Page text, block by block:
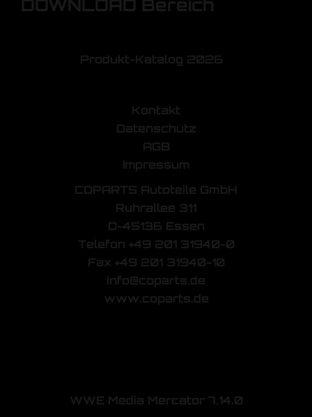
DOWNLOAD Bereich
Produkt-Katalog 2026
Kontakt
Datenschutz
AGB
Impressum
COPARTS Autoteile GmbH
Ruhrallee 311
D-45136 Essen
Telefon +49 201 31940-0
Fax +49 201 31940-10
info@coparts.de
www.coparts.de
WWE Media Mercator 7.14.0